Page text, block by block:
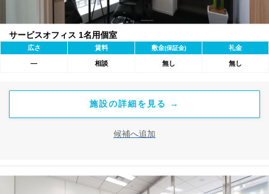
サービスオフィス 1名用個室
広さ 賃料 敷金(保証金) 礼金
― 相談 無し 無し
施設の詳細を見る →
候補へ追加